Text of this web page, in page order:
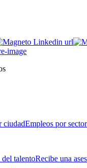
ciudadEmpleos por sector
talentoRecibe una